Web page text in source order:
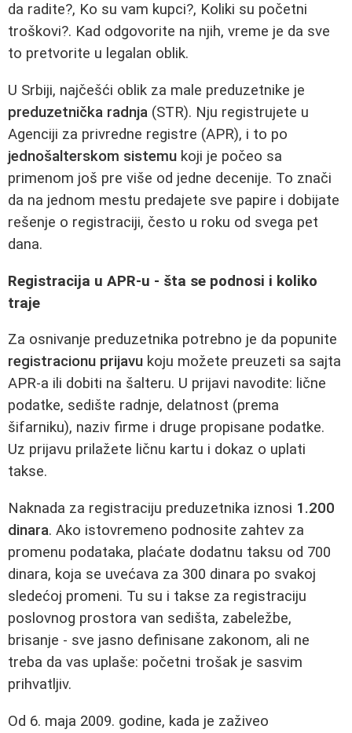
da radite?, Ko su vam kupci?, Koliki su početni
troškovi?. Kad odgovorite na njih, vreme je da sve
to pretvorite u legalan oblik.
U Srbiji, najčešći oblik za male preduzetnike je
preduzetnička radnja (STR). Nju registrujete u
Agenciji za privredne registre (APR), i to po
jednošalterskom sistemu koji je počeo sa
primenom još pre više od jedne decenije. To znači
da na jednom mestu predajete sve papire i dobijate
rešenje o registraciji, često u roku od svega pet
dana.
Registracija u APR‑u - šta se podnosi i koliko
traje
Za osnivanje preduzetnika potrebno je da popunite
registracionu prijavu koju možete preuzeti sa sajta
APR‑a ili dobiti na šalteru. U prijavi navodite: lične
podatke, sedište radnje, delatnost (prema
šifarniku), naziv firme i druge propisane podatke.
Uz prijavu prilažete ličnu kartu i dokaz o uplati
takse.
Naknada za registraciju preduzetnika iznosi 1.200
dinara. Ako istovremeno podnosite zahtev za
promenu podataka, plaćate dodatnu taksu od 700
dinara, koja se uvećava za 300 dinara po svakoj
sledećoj promeni. Tu su i takse za registraciju
poslovnog prostora van sedišta, zabeležbe,
brisanje - sve jasno definisane zakonom, ali ne
treba da vas uplaše: početni trošak je sasvim
prihvatljiv.
Od 6. maja 2009. godine, kada je zaživeo